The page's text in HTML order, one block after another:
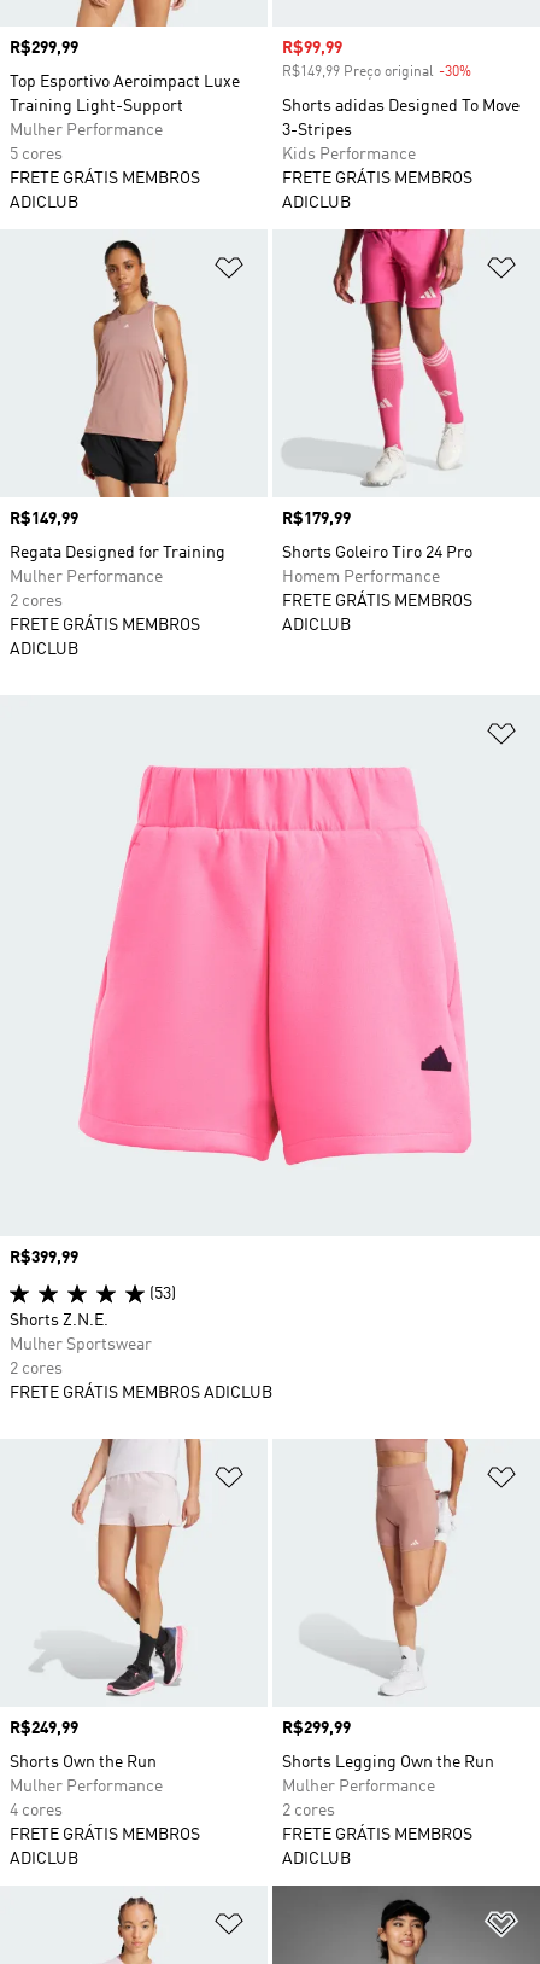
Preço
R$299,99
Top Esportivo Aeroimpact Luxe
Training Light-Support
Mulher Performance
5 cores
FRETE GRÁTIS MEMBROS
ADICLUB
Preço com desconto
R$99,99
R$149,99 Preço original -30%
Shorts adidas Designed To Move
3-Stripes
Kids Performance
FRETE GRÁTIS MEMBROS
ADICLUB
Adicionar à Lista de Desejos
Preço
R$149,99
Regata Designed for Training
Mulher Performance
2 cores
FRETE GRÁTIS MEMBROS
ADICLUB
Preço
R$179,99
Shorts Goleiro Tiro 24 Pro
Homem Performance
FRETE GRÁTIS MEMBROS
ADICLUB
Adicionar à Lista de Desejos
Preço
R$249,99
Shorts Own the Run
Mulher Performance
4 cores
FRETE GRÁTIS MEMBROS
ADICLUB
Preço
R$299,99
Shorts Legging Own the Run
Mulher Performance
2 cores
FRETE GRÁTIS MEMBROS
ADICLUB
Adicionar à Lista de Desejos
Preço
R$399,99
(53)
Shorts Z.N.E.
Mulher Sportswear
2 cores
FRETE GRÁTIS MEMBROS ADICLUB